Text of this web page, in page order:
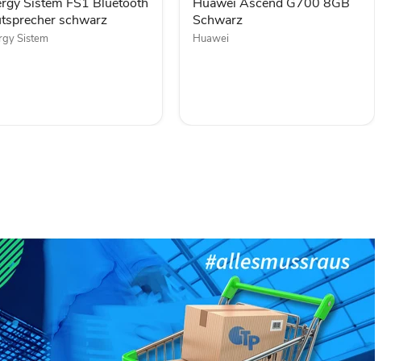
schwarz
Sistem
Schwarz
Huawei